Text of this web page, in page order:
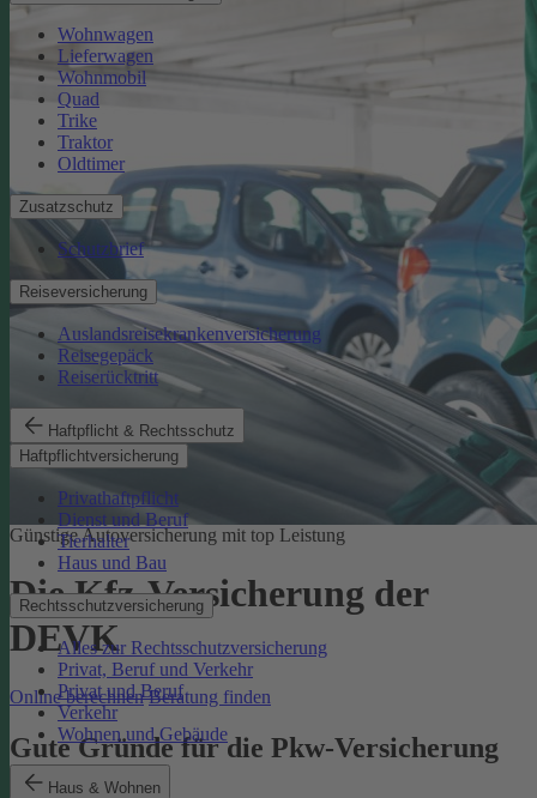
Wohnwagen
Lieferwagen
Wohnmobil
Quad
Trike
Traktor
Oldtimer
Zusatzschutz
Schutzbrief
Reiseversicherung
Auslandsreisekrankenversicherung
Reisegepäck
Reiserücktritt
Haftpflicht & Rechtsschutz
Haftpflichtversicherung
Privathaftpflicht
Dienst und Beruf
Tierhalter
Haus und Bau
Rechtsschutzversicherung
Alles zur Rechtsschutzversicherung
Privat, Beruf und Verkehr
Privat und Beruf
Verkehr
Wohnen und Gebäude
Haus & Wohnen
Günstige Autoversicherung mit top Leistung
Die Kfz-Versicherung der
DEVK
Online berechnen Beratung finden
Gute Gründe für die Pkw-Versicherung
der DEVK